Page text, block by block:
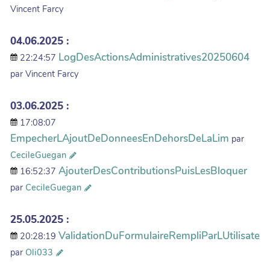
Vincent Farcy
04.06.2025 :
22:24:57 LogDesActionsAdministratives20250604
par Vincent Farcy
03.06.2025 :
17:08:07
EmpecherLAjoutDeDonneesEnDehorsDeLaLim par
CecileGuegan
16:52:37 AjouterDesContributionsPuisLesBloquer
par CecileGuegan
25.05.2025 :
20:28:19 ValidationDuFormulaireRempliParLUtilisate
par Oli033